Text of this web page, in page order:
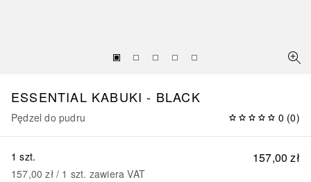
ESSENTIAL KABUKI - BLACK
Pędzel do pudru 0 (0)
157,00 zł
1 szt.
157,00 zł / 1 szt. zawiera VAT